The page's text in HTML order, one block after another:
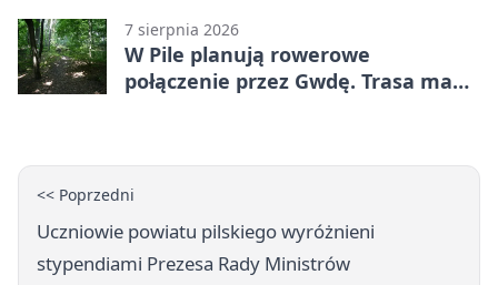
7 sierpnia 2026
W Pile planują rowerowe
połączenie przez Gwdę. Trasa ma
<< Poprzedni
Uczniowie powiatu pilskiego wyróżnieni
stypendiami Prezesa Rady Ministrów